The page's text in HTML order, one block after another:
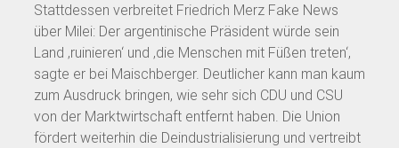
Stattdessen verbreitet Friedrich Merz Fake News
über Milei: Der argentinische Präsident würde sein
Land ‚ruinieren‘ und ‚die Menschen mit Füßen treten‘,
sagte er bei Maischberger. Deutlicher kann man kaum
zum Ausdruck bringen, wie sehr sich CDU und CSU
von der Marktwirtschaft entfernt haben. Die Union
fördert weiterhin die Deindustrialisierung und vertreibt